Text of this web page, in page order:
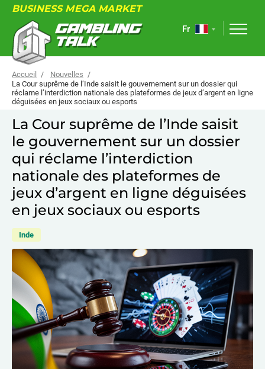
BUSINESS MEGA MARKET
FORUM
ARTICLES
NOUVELLES
LIENS UTILES
ÉVÉNEMENTS
Fr
Accueil
Nouvelles
La Cour suprême de l’Inde saisit le gouvernement sur un dossier qui
réclame l’interdiction nationale des plateformes de jeux d’argent en ligne
déguisées en jeux sociaux ou esports
La Cour suprême de l’Inde saisit
le gouvernement sur un dossier
qui réclame l’interdiction
nationale des plateformes de
jeux d’argent en ligne déguisées
en jeux sociaux ou esports
Inde